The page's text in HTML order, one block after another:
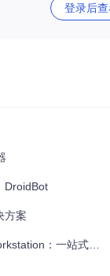
能模块。
交互。
理输入事件。
态。
入的 JSON 格式脚本
登录后
DroidBot
方案
：一站式指南